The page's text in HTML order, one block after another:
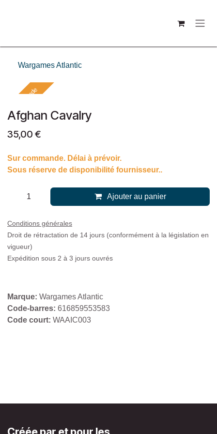
Wargames Atlantic
Sur commande
Afghan Cavalry
35,00 €
Sur commande. Délai à prévoir.
Sous réserve de disponibilité fournisseur..
Ajouter au panier
Conditions générales
Droit de rétractation de 14 jours (conformément à la législation en
vigueur)
Expédition sous 2 à 3 jours ouvrés
Marque: Wargames Atlantic
Code-barres: 616859553583
Code court: WAAIC003